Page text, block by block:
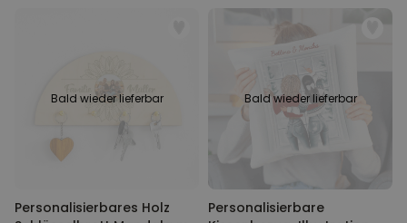
Bald wieder lieferbar
Personalisierbares Holz
Bald wieder lieferbar
Personalisierbare